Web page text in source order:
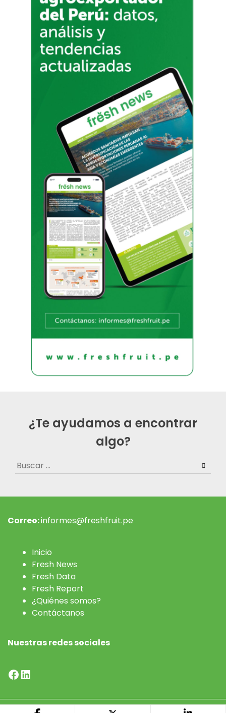
¿Te ayudamos a encontrar
algo?
Buscar:
Correo:informes@freshfruit.pe
Inicio
Fresh News
Fresh Data
Fresh Report
¿Quiénes somos?
Contáctanos
Nuestras redes sociales
Facebook
LinkedIn